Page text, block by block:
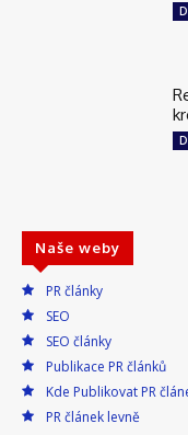
Naše weby
PR články
SEO
SEO články
Publikace PR článků
Kde Publikovat PR
PR článek levně